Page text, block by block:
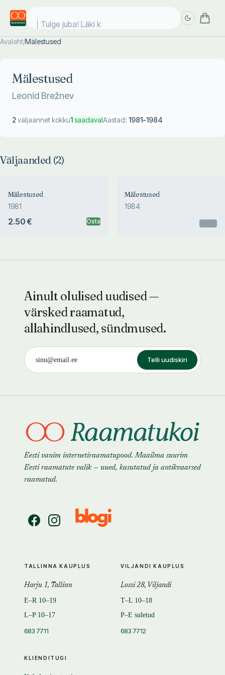
Tulge juba! Läki ko
Avaleht/Mälestused
Mälestused
Leonid Brežnev
2väljaannet kokku1saadavalAastad: 1981–1984
Väljaanded (2)
Mälestused
1981
2.50 € Osta
Mälestused
1984
Ainult olulised uudised —
värsked raamatud,
allahindlused, sündmused.
Telli uudiskiri
Eesti vanim internetiraamatupood. Maailma suurim
Eesti raamatute valik — uued, kasutatud ja antikvaarsed
raamatud.
KLIENDITUGI
TALLINNA KAUPLUS
Harju 1, Tallinn
E–R 10–19
L–P 10–17
683 7711
VILJANDI KAUPLUS
Lossi 28, Viljandi
T–L 10–18
P–E suletud
683 7712